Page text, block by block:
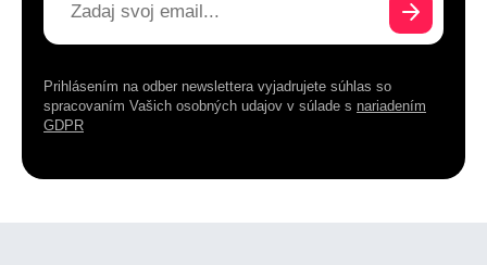
Prihlásením na odber newslettera vyjadrujete súhlas so
spracovaním Vašich osobných udajov v súlade s nariadením
GDPR